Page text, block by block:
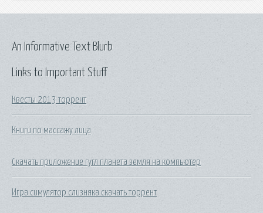
Links to Important Stuff
Квесты 2013 торрент
Книги по массажу лица
Скачать приложение гугл планета земля на компьютер
Игра симулятор слизняка скачать торрент
An Informative Text Blurb